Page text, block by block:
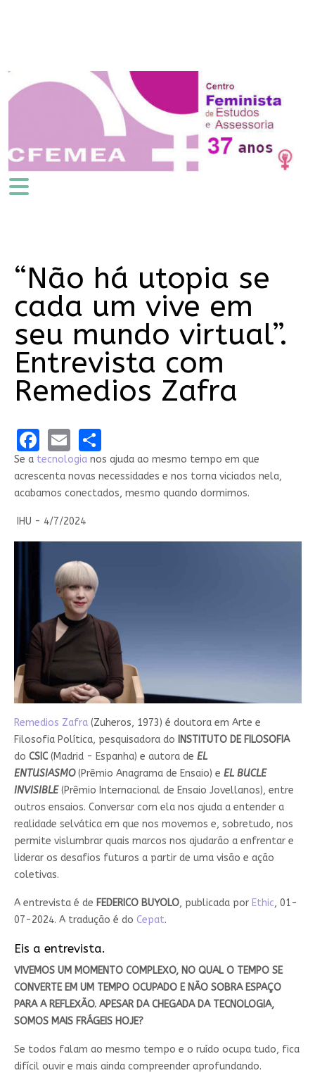
“Não há utopia se
cada um vive em
seu mundo virtual”.
Entrevista com
Remedios Zafra
Facebook
EmailShare
Se a tecnologianos ajuda ao mesmo tempo em que
acrescenta novas necessidades e nos torna viciados nela,
acabamos conectados, mesmo quando dormimos.
IHU - 4/7/2024
Remedios Zafra(Zuheros, 1973) é doutora em Arte e
Filosofia Política, pesquisadora do INSTITUTO DE FILOSOFIA
do CSIC(Madrid - Espanha) e autora de EL
ENTUSIASMO(Prêmio Anagrama de Ensaio) e EL BUCLE
INVISIBLE(Prêmio Internacional de Ensaio Jovellanos), entre
outros ensaios. Conversar com ela nos ajuda a entender a
realidade selvática em que nos movemos e, sobretudo, nos
permite vislumbrar quais marcos nos ajudarão a enfrentar e
liderar os desafios futuros a partir de uma visão e ação
coletivas.
A entrevista é de FEDERICO BUYOLO, publicada por Ethic, 01-
07-2024. A tradução é do Cepat.
Eis a entrevista.
VIVEMOS UM MOMENTO COMPLEXO, NO QUAL O TEMPO SE
CONVERTE EM UM TEMPO OCUPADO E NÃO SOBRA ESPAÇO
PARA A REFLEXÃO. APESAR DA CHEGADA DA TECNOLOGIA,
SOMOS MAIS FRÁGEIS HOJE?
Se todos falam ao mesmo tempo e o ruído ocupa tudo, fica
difícil ouvir e mais ainda compreender aprofundando.